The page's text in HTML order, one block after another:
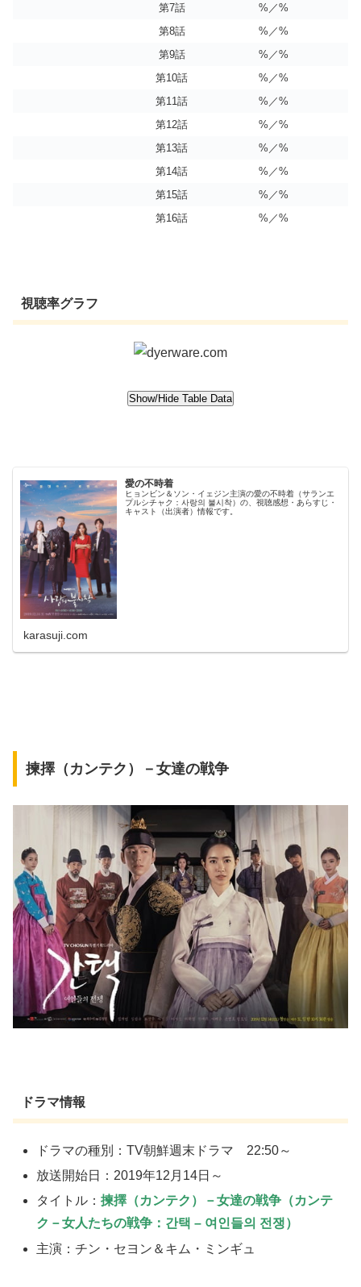
第7話
%／%
第8話
%／%
第9話
%／%
第10話
%／%
第11話
%／%
第12話
%／%
第13話
%／%
第14話
%／%
第15話
%／%
第16話
%／%
視聴率グラフ
愛の不時着
ヒョンビン＆ソン・イェジン主演の愛の不時着（サランエ
プルシチャク：사랑의 불시착）の、視聴感想・あらすじ・
キャスト（出演者）情報です。
karasuji.com
揀擇（カンテク）－女達の戦争
ドラマ情報
ドラマの種別：TV朝鮮週末ドラマ 22:50～
放送開始日：2019年12月14日～
タイトル：揀擇（カンテク）－女達の戦争（カンテ
ク－女人たちの戦争：간택 – 여인들의 전쟁）
主演：チン・セヨン＆キム・ミンギュ